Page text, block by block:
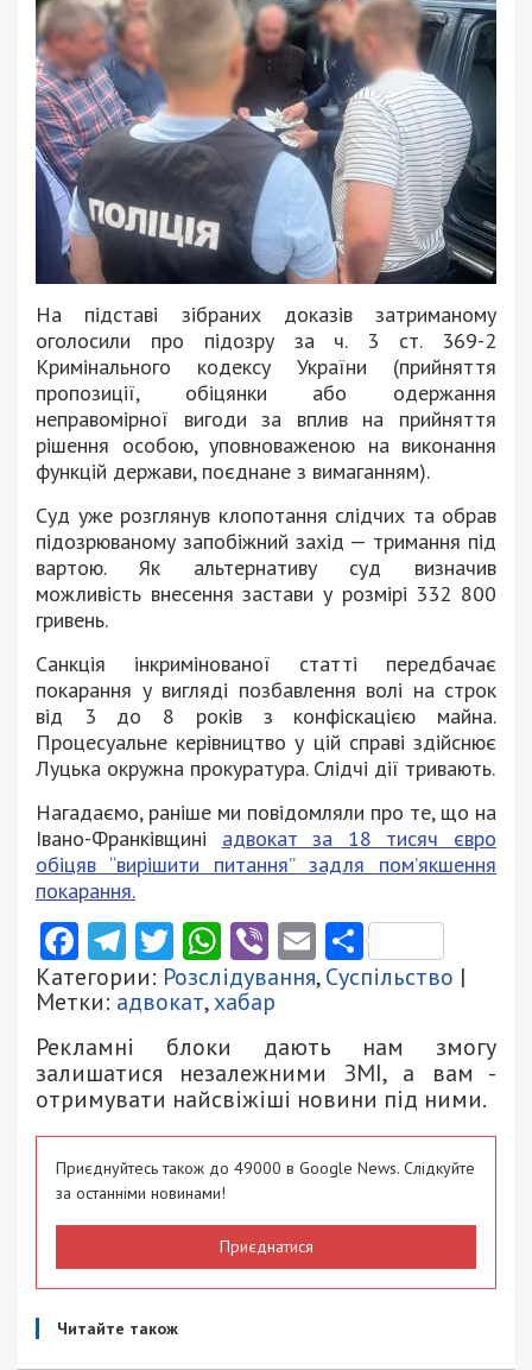
На підставі зібраних доказів затриманому
оголосили про підозру за ч. 3 ст. 369-2
Кримінального кодексу України (прийняття
пропозиції, обіцянки або одержання
неправомірної вигоди за вплив на прийняття
рішення особою, уповноваженою на виконання
функцій держави, поєднане з вимаганням).
Суд уже розглянув клопотання слідчих та обрав
підозрюваному запобіжний захід — тримання під
вартою. Як альтернативу суд визначив
можливість внесення застави у розмірі 332 800
гривень.
Санкція інкримінованої статті передбачає
покарання у вигляді позбавлення волі на строк
від 3 до 8 років з конфіскацією майна.
Процесуальне керівництво у цій справі здійснює
Луцька окружна прокуратура. Слідчі дії тривають.
Нагадаємо, раніше ми повідомляли про те, що на
Івано-Франківщині адвокат за 18 тисяч євро
обіцяв “вирішити питання” задля пом’якшення
покарання.
Facebook
Telegram
Twitter
WhatsApp
ViberEmail
Категории: Розслідування,Суспільство |
Метки: адвокат,хабар
Рекламні блоки дають нам змогу
залишатися незалежними ЗМІ, а вам -
отримувати найсвіжіші новини під ними.
Приєднуйтесь також до 49000 в Google News. Слідкуйте
за останніми новинами!
Приєднатися
Читайте також